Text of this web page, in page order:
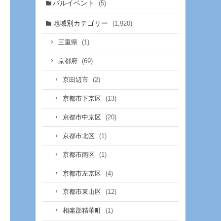
バルイベント (5)
地域別カテゴリー (1,920)
三重県 (1)
京都府 (69)
京田辺市 (2)
京都市下京区 (13)
京都市中京区 (20)
京都市北区 (1)
京都市南区 (1)
京都市左京区 (4)
京都市東山区 (12)
相楽郡精華町 (1)